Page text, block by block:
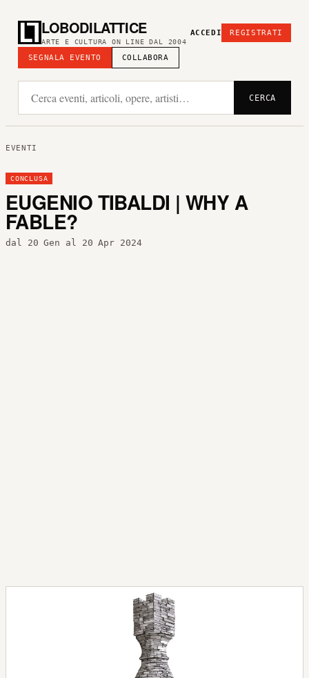
LOBODILATTICE
ARTE E CULTURA ON LINE DAL 2004
SEGNALA EVENTO COLLABORA
ACCEDI REGISTRATI
CERCA
EVENTI
CONCLUSA
EUGENIO TIBALDI | WHY A
FABLE?
dal 20 Gen al 20 Apr 2024